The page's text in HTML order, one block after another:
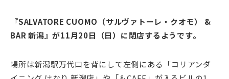
『SALVATORE CUOMO（サルヴァトーレ・クオモ） &
BAR 新潟』が11月20日（日）に閉店するようです。
場所は新潟駅万代口を背にして左側にある「コリアンダ